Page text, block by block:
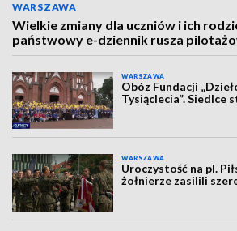
WARSZAWA
Wielkie zmiany dla uczniów i ich
państwowy e-dziennik rusza
WARSZAWA
Obóz Fundacji
Tysiąclecia”. Siedlce
WARSZAWA
Uroczystość na pl.
żołnierze zasilili